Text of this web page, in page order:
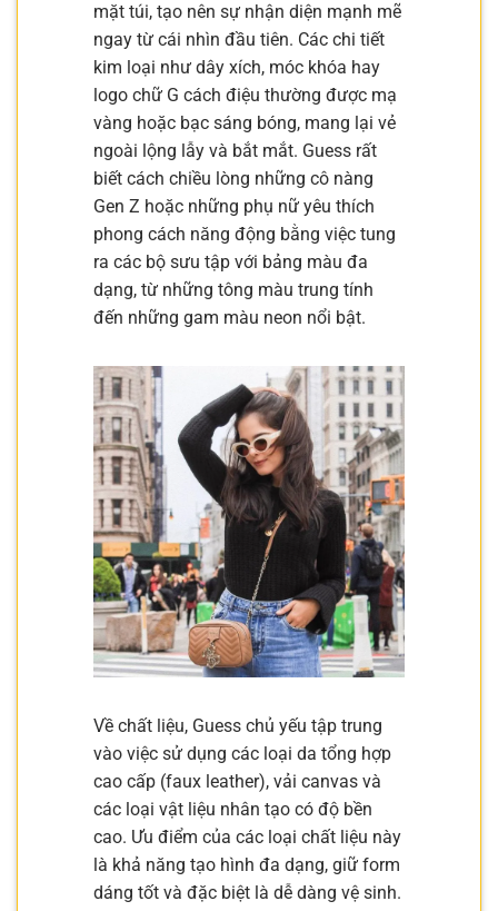
mặt túi, tạo nên sự nhận diện mạnh mẽ
ngay từ cái nhìn đầu tiên. Các chi tiết
kim loại như dây xích, móc khóa hay
logo chữ G cách điệu thường được mạ
vàng hoặc bạc sáng bóng, mang lại vẻ
ngoài lộng lẫy và bắt mắt. Guess rất
biết cách chiều lòng những cô nàng
Gen Z hoặc những phụ nữ yêu thích
phong cách năng động bằng việc tung
ra các bộ sưu tập với bảng màu đa
dạng, từ những tông màu trung tính
đến những gam màu neon nổi bật.
Về chất liệu, Guess chủ yếu tập trung
vào việc sử dụng các loại da tổng hợp
cao cấp (faux leather), vải canvas và
các loại vật liệu nhân tạo có độ bền
cao. Ưu điểm của các loại chất liệu này
là khả năng tạo hình đa dạng, giữ form
dáng tốt và đặc biệt là dễ dàng vệ sinh.